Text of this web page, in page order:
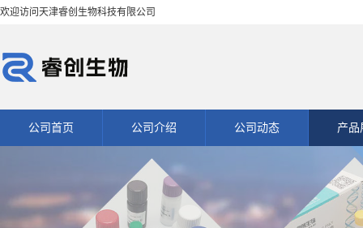
欢迎访问天津睿创生物科技有限公司
公司首页 公司介绍 公司动态 产品